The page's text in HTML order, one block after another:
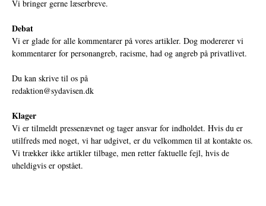
Vi bringer gerne læserbreve.
Debat
Vi er glade for alle kommentarer på vores artikler. Dog modererer vi
kommentarer for personangreb, racisme, had og angreb på privatlivet.
Du kan skrive til os på
redaktion@sydavisen.dk
Klager
Vi er tilmeldt pressenævnet og tager ansvar for indholdet. Hvis du er
utilfreds med noget, vi har udgivet, er du velkommen til at kontakte os.
Vi trækker ikke artikler tilbage, men retter faktuelle fejl, hvis de
uheldigvis er opstået.